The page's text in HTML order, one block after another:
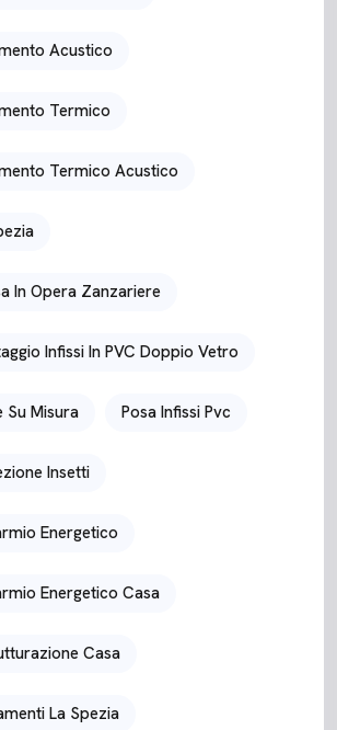
Acustico
Termico
Termico Acustico
In Opera Zanzariere
Infissi In PVC Doppio Vetro
Su Misura Posa Infissi Pvc
Insetti
Energetico
Energetico Casa
Casa
La Spezia